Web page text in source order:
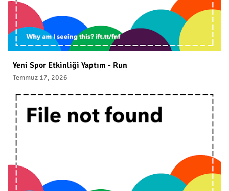
Yeni Spor Etkinliği Yaptım - Run
Temmuz 17, 2026